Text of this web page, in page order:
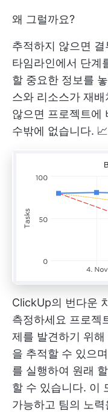
왜 그럴까요?
추적하지 않으면
타임라인에서 단계
할 중요한 정보를
스와 리소스가 재
않으면 프로젝트에
수밖에 없습니다. 📈
ClickUp의 번다운
측정하세요 프로젝
제를 발견하기 위해
을 추적할 수 있으
를 실행하여 원래
할 수 있습니다. 이
가능하고 팀의 노